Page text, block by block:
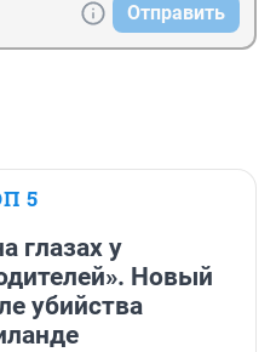
Отправить
5
глазах у
Новый
убийства